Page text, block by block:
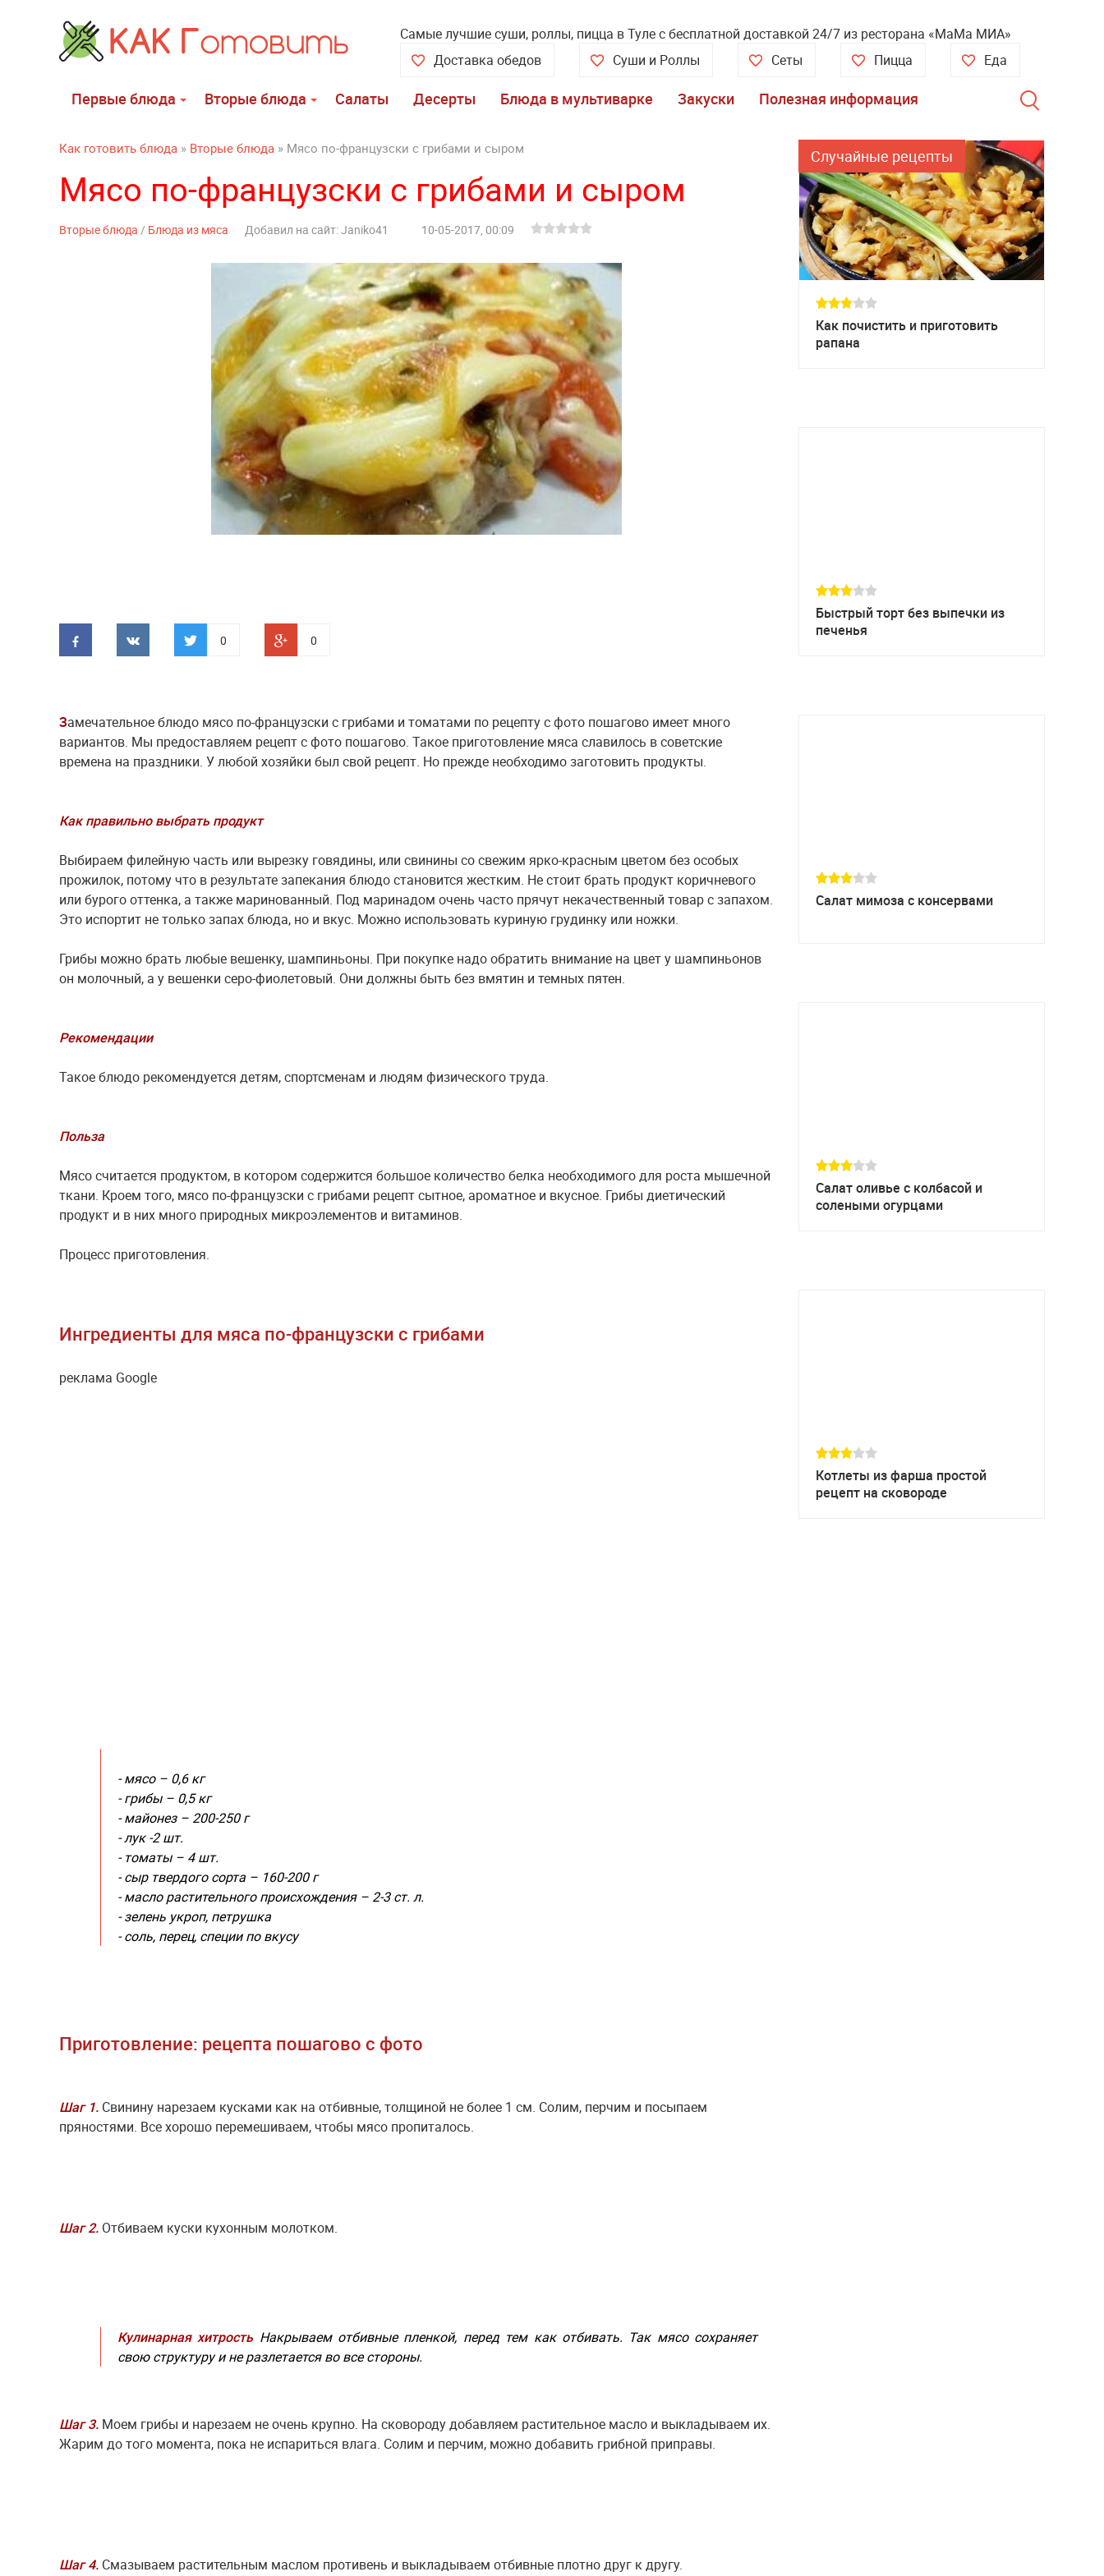
Самые лучшие суши, роллы, пицца в Туле с бесплатной доставкой 24/7 из ресторана «МаМа МИА»
Еда
Пицца
Сеты
Суши и Роллы
Доставка обедов
Первые блюда Вторые блюда Салаты Десерты Блюда в мультиварке Закуски Полезная информация
Как готовить блюда » Вторые блюда » Мясо по-французски с грибами и сыром
Мясо по-французски с грибами и сыром
Вторые блюда / Блюда из мяса Добавил на сайт: Janiko41 10-05-2017, 00:09
0 0
Замечательное блюдо мясо по-французски с грибами и томатами по рецепту с фото пошагово имеет много
вариантов. Мы предоставляем рецепт с фото пошагово. Такое приготовление мяса славилось в советские
времена на праздники. У любой хозяйки был свой рецепт. Но прежде необходимо заготовить продукты.
Как правильно выбрать продукт
Выбираем филейную часть или вырезку говядины, или свинины со свежим ярко-красным цветом без особых
прожилок, потому что в результате запекания блюдо становится жестким. Не стоит брать продукт коричневого
или бурого оттенка, а также маринованный. Под маринадом очень часто прячут некачественный товар с запахом.
Это испортит не только запах блюда, но и вкус. Можно использовать куриную грудинку или ножки.
Грибы можно брать любые вешенку, шампиньоны. При покупке надо обратить внимание на цвет у шампиньонов
он молочный, а у вешенки серо-фиолетовый. Они должны быть без вмятин и темных пятен.
Рекомендации
Такое блюдо рекомендуется детям, спортсменам и людям физического труда.
Польза
Мясо считается продуктом, в котором содержится большое количество белка необходимого для роста мышечной
ткани. Кроем того, мясо по-французски с грибами рецепт сытное, ароматное и вкусное. Грибы диетический
продукт и в них много природных микроэлементов и витаминов.
Процесс приготовления.
Ингредиенты для мяса по-французски с грибами
реклама Google
-мясо – 0,6 кг
-грибы – 0,5 кг
-майонез – 200-250 г
-лук -2 шт.
-томаты – 4 шт.
-сыр твердого сорта – 160-200 г
-масло растительного происхождения – 2-3 ст. л.
-зелень укроп, петрушка
-соль, перец, специи по вкусу
Приготовление: рецепта пошагово с фото
Шаг 1. Свинину нарезаем кусками как на отбивные, толщиной не более 1 см. Солим, перчим и посыпаем
пряностями. Все хорошо перемешиваем, чтобы мясо пропиталось.
Шаг 2. Отбиваем куски кухонным молотком.
Кулинарная хитрость Накрываем отбивные пленкой, перед тем как отбивать. Так мясо сохраняет
свою структуру и не разлетается во все стороны.
Шаг 3. Моем грибы и нарезаем не очень крупно. На сковороду добавляем растительное масло и выкладываем их.
Жарим до того момента, пока не испариться влага. Солим и перчим, можно добавить грибной приправы.
Шаг 4. Смазываем растительным маслом противень и выкладываем отбивные плотно друг к другу.
Случайные рецепты
Как почистить и приготовить
рапана
Быстрый торт без выпечки из
печенья
Салат мимоза с консервами
Cалат оливье с колбасой и
солеными огурцами
Котлеты из фарша простой
рецепт на сковороде